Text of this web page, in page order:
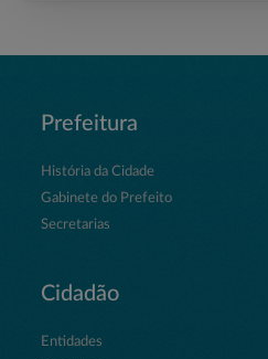
Prefeitura
História da Cidade
Gabinete do Prefeito
Secretarias
Cidadão
Entidades